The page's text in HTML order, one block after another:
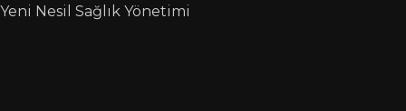
Yeni Nesil Sağlık Yönetimi